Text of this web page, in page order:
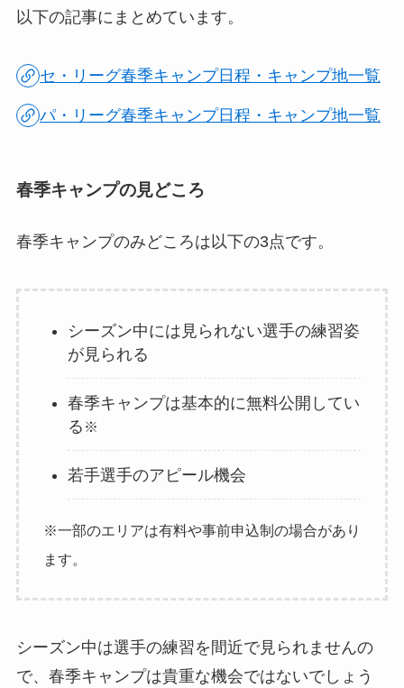
以下の記事にまとめています。
セ・リーグ春季キャンプ日程・キャンプ地一覧
パ・リーグ春季キャンプ日程・キャンプ地一覧
春季キャンプの見どころ
春季キャンプのみどころは以下の3点です。
シーズン中には見られない選手の練習姿
が見られる
春季キャンプは基本的に無料公開してい
る ※
若手選手のアピール機会
※一部のエリアは有料や事前申込制の場合があり
ます。
シーズン中は選手の練習を間近で見られませんの
で、春季キャンプは貴重な機会ではないでしょう